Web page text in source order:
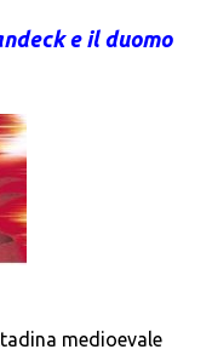
e il duomo
medioevale